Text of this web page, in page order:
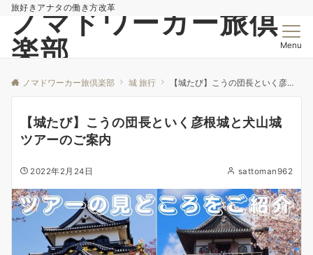
旅好きアナタの働き方改革
ノマドワーカー旅倶
楽部
Menu
ノマドワーカー旅倶楽部 城 旅行 【城たび】こうの団長といく彦根城と犬山城ツアーのご案内
【城たび】こうの団長といく彦根城と犬山城
ツアーのご案内
2022年2月24日 sattoman962